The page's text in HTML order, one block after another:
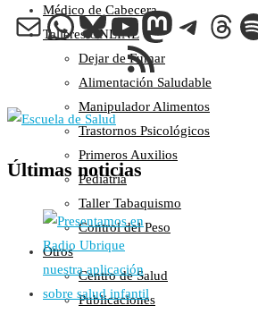
Audio
Cara Oscura Sanidad
Humor
Cal y Arena
Una de Cal
Noticias Sanitarias
Enlaces
Newsletter
Médico de Cabecera
Talleres ONLINE
Dejar de Fumar
Alimentación Saludable
Manipulador Alimentos
Trastornos Psicológicos
Primeros Auxilios
Pediatría
Taller Tabaquismo
Control del Peso
Otros
Centro de Salud
Publicaciones
Correo electrónico
WhatsApp
Bluesky
YouTube
Feed RSS
Últimas noticias